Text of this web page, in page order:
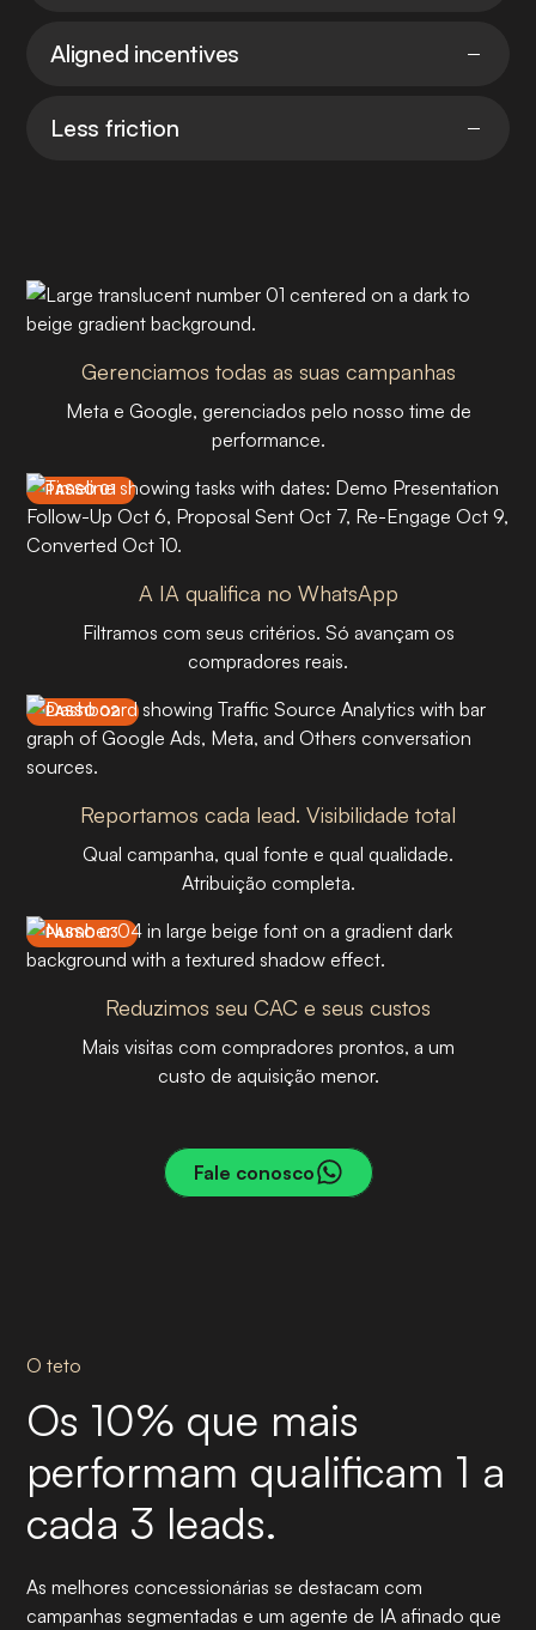
Aligned incentives
Less friction
Gerenciamos todas as suas campanhas
Meta e Google, gerenciados pelo nosso time de
performance.
PASSO 01
A IA qualifica no WhatsApp
Filtramos com seus critérios. Só avançam os
compradores reais.
PASSO 02
Reportamos cada lead. Visibilidade total
Qual campanha, qual fonte e qual qualidade.
Atribuição completa.
PASSO 03
Reduzimos seu CAC e seus custos
Mais visitas com compradores prontos, a um
custo de aquisição menor.
Fale conosco
O teto
Os 10% que mais
performam qualificam 1 a
cada 3 leads.
As melhores concessionárias se destacam com
campanhas segmentadas e um agente de IA afinado que